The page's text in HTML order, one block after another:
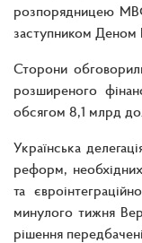
розпорядницею
заступником Деном
Сторони
розширеного
обсягом 8,1 млрд
Українська
реформ,
та
минулого тижня
рішення